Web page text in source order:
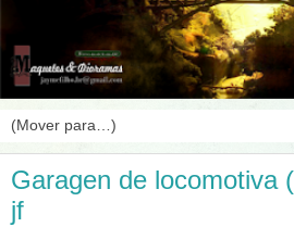
Garagen de locomotiva
jf